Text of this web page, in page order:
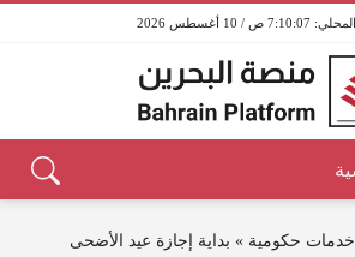
7:10:07 ص / 10 أغسطس 2026
خدمات حكومية » بداية إجازة عيد الأضحى